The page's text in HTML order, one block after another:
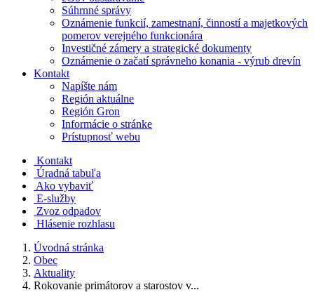
Súhrnné správy
Oznámenie funkcií, zamestnaní, činností a majetkových
pomerov verejného funkcionára
Investičné zámery a strategické dokumenty
Oznámenie o začatí správneho konania - výrub drevín
Kontakt
Napíšte nám
Región aktuálne
Región Gron
Informácie o stránke
Prístupnosť webu
Kontakt
Úradná tabuľa
Ako vybaviť
E-služby
Zvoz odpadov
Hlásenie rozhlasu
Úvodná stránka
Obec
Aktuality
Rokovanie primátorov a starostov v...